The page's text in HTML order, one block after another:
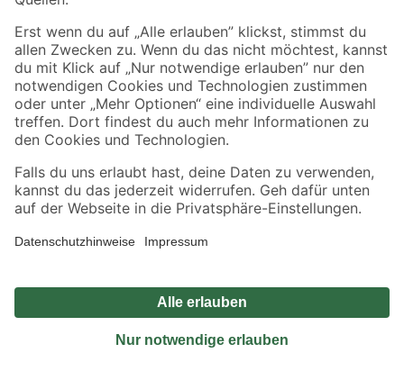
Sicher einkaufen
Jetzt die toom-App herunterladen
Alle Preisangaben in EUR inkl. gesetzl. MwSt.. Die dargestellten Angebote sind unter
Umständen nicht in allen Märkten verfügbar. Die angegebenen Verfügbarkeiten beziehen
Produkte nur solange der Vorrat reicht.
*Paketversand ab 59 € versandkostenfrei, gilt nicht für Artikel mit Speditionsversand, hier
Privatsphäre Impressum
Nutzungsbedingungen
Widerrufsrecht
Vertrag widerrufen